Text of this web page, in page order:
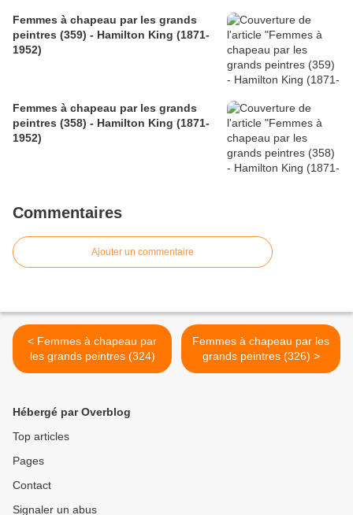
Femmes à chapeau par les grands
peintres (359) - Hamilton King (1871-
1952)
Femmes à chapeau par les grands
peintres (358) - Hamilton King (1871-
1952)
Commentaires
Ajouter un commentaire
< Femmes à chapeau par
les grands peintres (324)
Femmes à chapeau par les
grands peintres (326) >
Hébergé par Overblog
Top articles
Pages
Contact
Signaler un abus